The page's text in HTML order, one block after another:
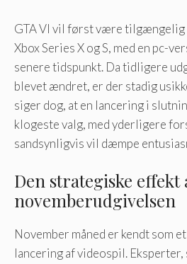
GTA VI vil først være tilgængelig
Xbox Series X og S, med en pc-
senere tidspunkt. Da tidligere
blevet ændret, er der stadig
siger dog, at en lancering i
klogeste valg, med yderligere
sandsynligvis vil dæmpe
Den strategiske effekt
novemberudgivelsen
November måned er kendt som
lancering af videospil.